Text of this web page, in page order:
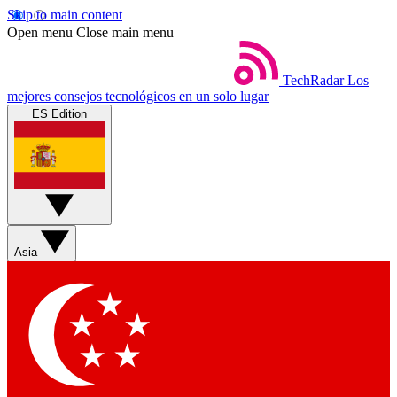
Skip to main content
Open menu Close main menu
TechRadar Los
mejores consejos tecnológicos en un solo lugar
ES Edition
Asia